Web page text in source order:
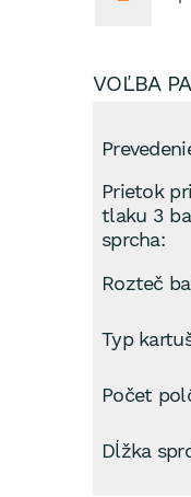
VOĽBA
Prietok
tlaku 3
sprcha:
Rozteč
Typ
Počet
Dĺžka